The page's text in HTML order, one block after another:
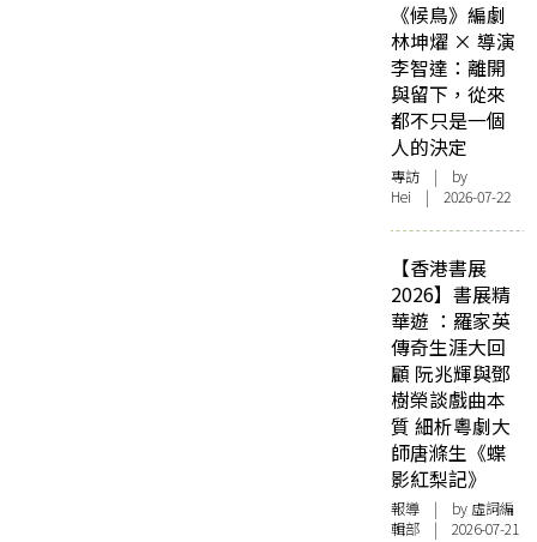
《候鳥》編劇
林坤燿 × 導演
李智達：離開
與留下，從來
都不只是一個
人的決定
專訪 | by
Hei | 2026-07-22
【香港書展
2026】書展精
華遊 ：羅家英
傳奇生涯大回
顧 阮兆輝與鄧
樹榮談戲曲本
質 細析粵劇大
師唐滌生《蝶
影紅梨記》
報導 | by 虛詞編
輯部 | 2026-07-21